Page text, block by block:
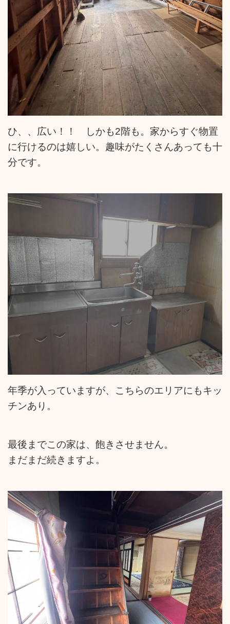
ひ、、広い！！ しかも2階も。家からすぐ物置
に行けるのは嬉しい。趣味がたくさんあっても十
分です。
年季が入っていますが、こちらのエリアにもキッ
チンあり。
最後までこの家は、飽きさせません。
まだまだ続きますよ。